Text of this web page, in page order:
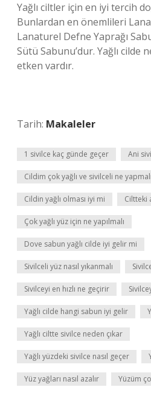
Yağlı ciltler için en iyi tercih
Bunlardan en önemlileri
Lanaturel Defne Yaprağı
Sütü Sabunu’dur. Yağlı cilde
etken vardır.
Tarih: Makaleler
1 sivilce kaç günde geçer Ani
Cildim çok yağlı ve sivilceli ne
Cildin yağlı olması iyi mi Ciltteki
Çok yağlı yüz için ne yapılmalı
Dove sabun yağlı cilde iyi gelir mi
Sivilceli yüz nasıl yıkanmalı
Sivilceyi en hızlı ne geçirir
Yağlı cilde hangi sabun iyi gelir
Yağlı ciltte sivilce neden çıkar
Yağlı yüzdeki sivilce nasıl geçer
Yüz yağları nasıl azalır Yüzüm